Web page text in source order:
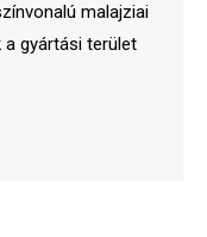
malajziai
gyártási terület